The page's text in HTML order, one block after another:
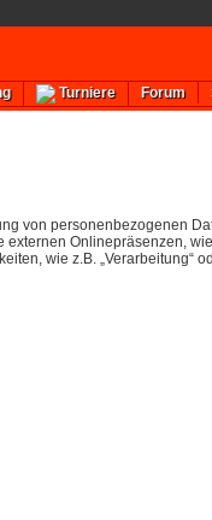
Turniere Forum
von personenbezogenen
Onlinepräsenzen,
wie z.B. „Verarbeitung“